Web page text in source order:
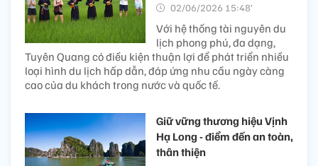
02/06/2026 15:48’
Với hệ thống tài nguyên du
lịch phong phú, đa dạng,
Tuyên Quang có điều kiện thuận lợi để phát triển nhiều
loại hình du lịch hấp dẫn, đáp ứng nhu cầu ngày càng
cao của du khách trong nước và quốc tế.
Giữ vững thương hiệu Vịnh
Hạ Long - điểm đến an toàn,
thân thiện